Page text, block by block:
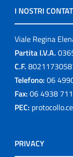
I NOSTRI
Viale Regina
Partita I.V.A.
C.F.
Telefono: 06
Fax: 06 4938
PEC:
PRIVACY